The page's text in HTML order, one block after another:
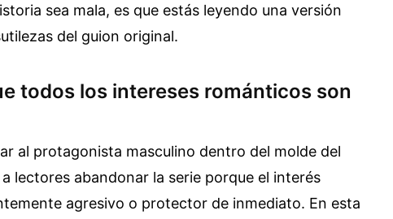
sea mala, es que estás leyendo una versión
del guion original.
todos los intereses románticos son
al protagonista masculino dentro del molde del
lectores abandonar la serie porque el interés
agresivo o protector de inmediato. En esta